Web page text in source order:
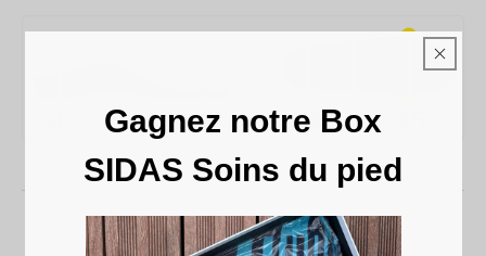
Gagnez notre Box
SIDAS Soins du pied